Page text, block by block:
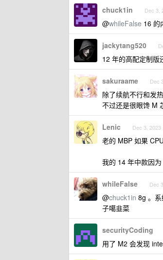
chuck1in Dec 3,
@whileFalse 16 的
jackytang520
12 年的高配定制版
sakuraame Dec
除了续航不行和发
不过还是很眼馋 M
Lenic Dec 3, 2023
老的 MBP 如果
我的 14 年中款因
whileFalse Dec
@chuck1in 8g 。
子噶韭菜
securityCoding
用了 M2 会发现